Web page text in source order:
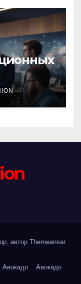
автор Themeansar
Авокадо Авокадо